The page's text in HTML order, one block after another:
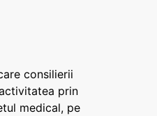
consilierii
prin
medical, pe